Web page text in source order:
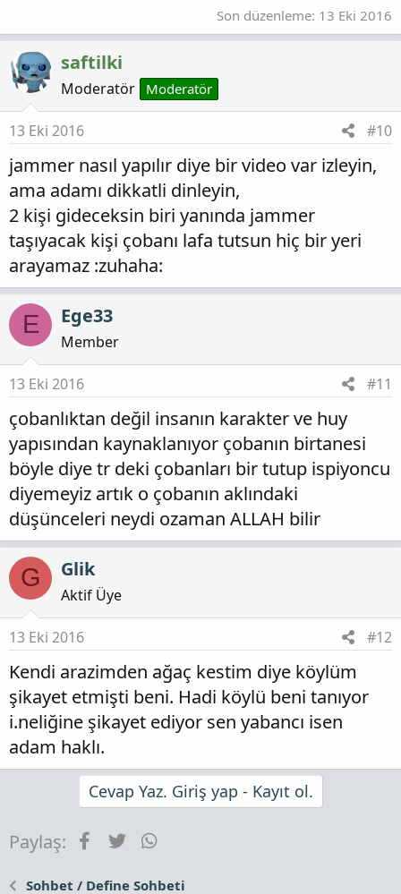
Son düzenleme: 13 Eki 2016
saftilki
Moderatör Moderatör
13 Eki 2016 #10
jammer nasıl yapılır diye bir video var izleyin,
ama adamı dikkatli dinleyin,
2 kişi gideceksin biri yanında jammer
taşıyacak kişi çobanı lafa tutsun hiç bir yeri
arayamaz :zuhaha:
E Ege33
Member
13 Eki 2016 #11
çobanlıktan değil insanın karakter ve huy
yapısından kaynaklanıyor çobanın birtanesi
böyle diye tr deki çobanları bir tutup ispiyoncu
diyemeyiz artık o çobanın aklındaki
düşünceleri neydi ozaman ALLAH bilir
G Glik
Aktif Üye
13 Eki 2016 #12
Kendi arazimden ağaç kestim diye köylüm
şikayet etmişti beni. Hadi köylü beni tanıyor
i.neliğine şikayet ediyor sen yabancı isen
adam haklı.
Cevap Yaz. Giriş yap - Kayıt ol.
Paylaş: Facebook
Twitter
Sohbet / Define Sohbeti